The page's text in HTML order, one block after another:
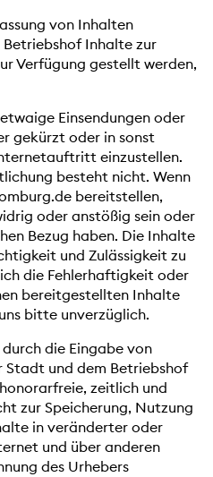
von Inhalten
Inhalte zur
Verfügung gestellt werden,
Einsendungen oder
gekürzt oder in sonst
einzustellen.
besteht nicht. Wenn
bereitstellen,
oder anstößig sein oder
Bezug haben. Die Inhalte
und Zulässigkeit zu
die Fehlerhaftigkeit oder
bereitgestellten Inhalte
bitte unverzüglich.
die Eingabe von
Stadt und dem Betriebshof
zeitlich und
zur Speicherung, Nutzung
in veränderter oder
und über anderen
des Urhebers